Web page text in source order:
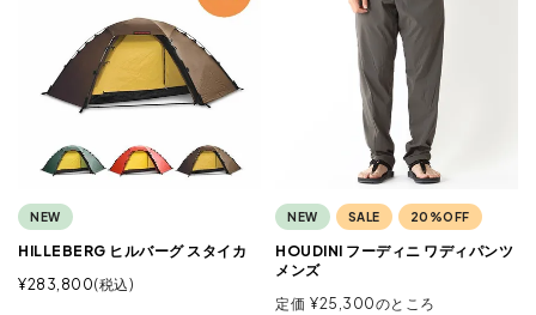
NEW
HILLEBERG ヒルバーグ スタイカ
¥283,800 税込
NEW SALE 20%OFF
HOUDINI フーディニ ワディパンツ
メンズ
定価 ¥25,300のところ